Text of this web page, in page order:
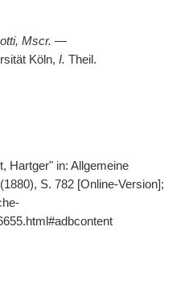
Mscr. —
Köln, I. Theil.
Hartger" in: Allgemeine
S. 782 [Online-Version];